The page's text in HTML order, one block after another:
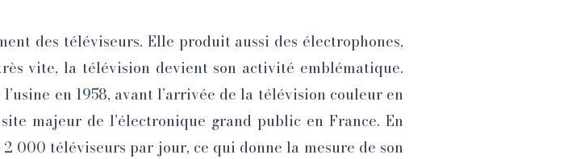
des téléviseurs. Elle produit aussi des électrophones,
vite, la télévision devient son activité emblématique.
en 1958, avant l’arrivée de la télévision couleur en
majeur de l’électronique grand public en France. En
000 téléviseurs par jour, ce qui donne la mesure de son